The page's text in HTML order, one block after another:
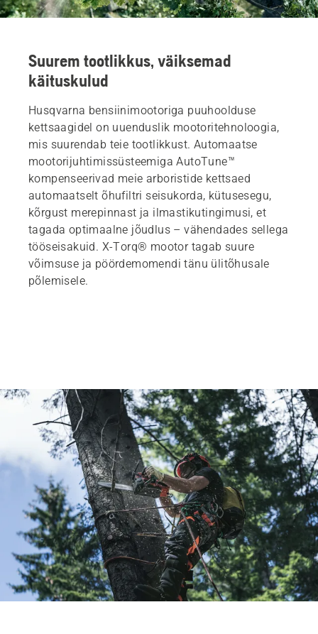
Suurem tootlikkus, väiksemad
käituskulud
Husqvarna bensiinimootoriga puuhoolduse
kettsaagidel on uuenduslik mootoritehnoloogia,
mis suurendab teie tootlikkust. Automaatse
mootorijuhtimissüsteemiga AutoTune™
kompenseerivad meie arboristide kettsaed
automaatselt õhufiltri seisukorda, kütusesegu,
kõrgust merepinnast ja ilmastikutingimusi, et
tagada optimaalne jõudlus – vähendades sellega
tööseisakuid. X-Torq® mootor tagab suure
võimsuse ja pöördemomendi tänu ülitõhusale
põlemisele.